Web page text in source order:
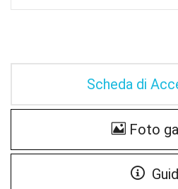
Scheda di
Foto